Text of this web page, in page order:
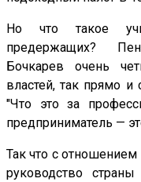
Но что такое
предержащих?
Бочкарев очень
властей, так прямо и
"Что это за
предприниматель —
Так что с
руководство